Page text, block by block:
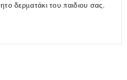
δερματάκι του παιδιου σας.